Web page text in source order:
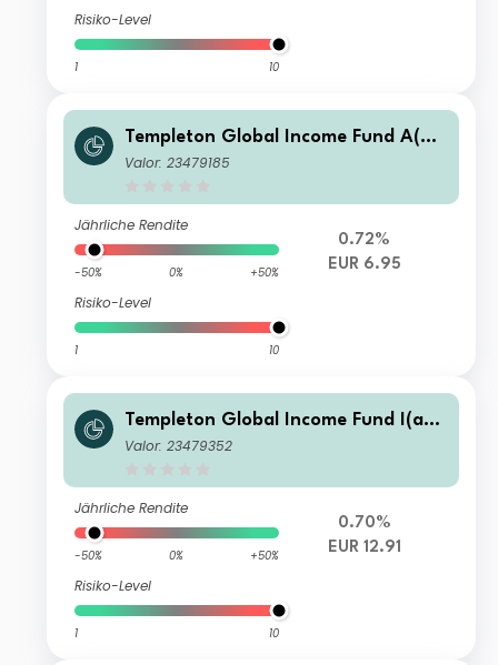
Risiko-Level
1 10
Templeton Global Income Fund A(Qd
is)EUR-H1
Valor: 23479185
Jährliche Rendite
-50% 0% +50%
Risiko-Level
1 10
0.72%
EUR 6.95
Templeton Global Income Fund I(ac
c)EUR-H1
Valor: 23479352
Jährliche Rendite
-50% 0% +50%
Risiko-Level
1 10
0.70%
EUR 12.91